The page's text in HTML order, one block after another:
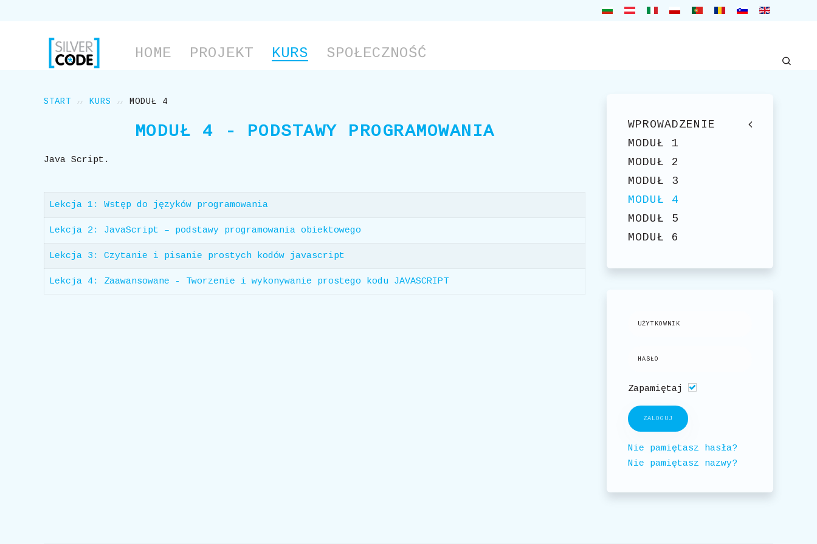
HOME PROJEKT KURS SPOŁECZNOŚĆ
START KURS MODUŁ 4
MODUŁ 4 - PODSTAWY PROGRAMOWANIA
Java Script.
Lekcja 1: Wstęp do języków programowania
Lekcja 2: JavaScript – podstawy programowania obiektowego
Lekcja 3: Czytanie i pisanie prostych kodów javascript
Lekcja 4: Zaawansowane - Tworzenie i wykonywanie prostego kodu JAVASCRIPT
WPROWADZENIE
MODUŁ 1
MODUŁ 2
MODUŁ 3
MODUŁ 4
MODUŁ 5
MODUŁ 6
Zapamiętaj
ZALOGUJ
Nie pamiętasz hasła?
Nie pamiętasz nazwy?